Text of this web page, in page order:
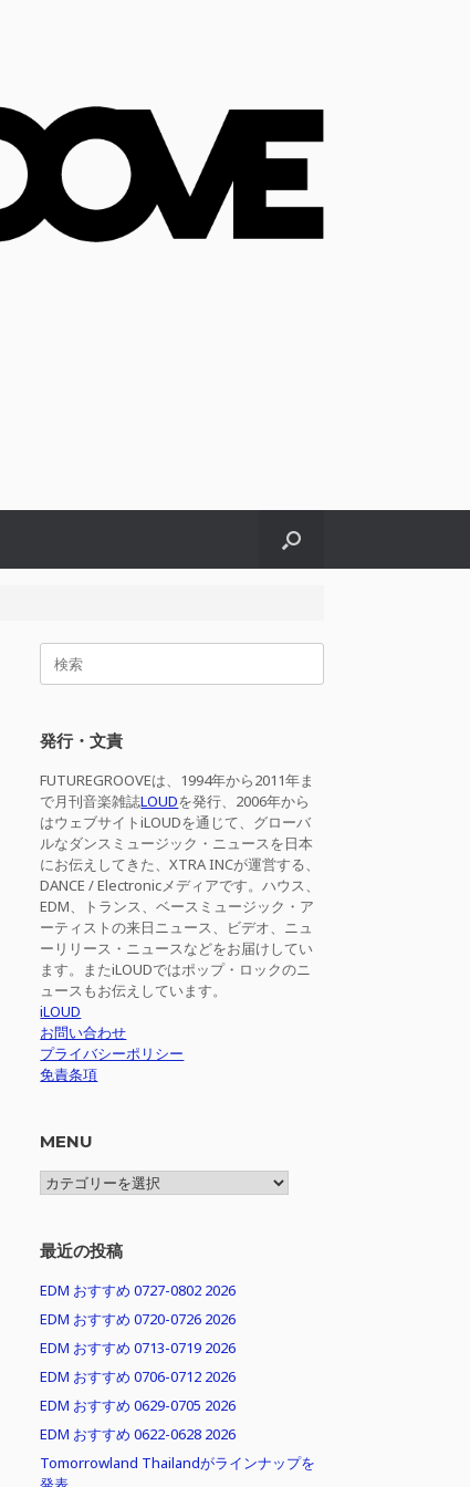
検
発行・文責
FUTUREGROOVEは、1994年から2011年ま
で月刊音楽雑誌LOUDを発行、2006年から
はウェブサイトiLOUDを通じて、グローバ
ルなダンスミュージック・ニュースを日本
にお伝えしてきた、XTRA INCが運営する、
DANCE / Electronicメディアです。ハウス、
EDM、トランス、ベースミュージック・ア
ーティストの来日ニュース、ビデオ、ニュ
ーリリース・ニュースなどをお届けしてい
ます。またiLOUDではポップ・ロックのニ
ュースもお伝えしています。
iLOUD
お問い合わせ
プライバシーポリシー
免責条項
MENU
MENU
最近の投稿
EDM おすすめ 0727-0802 2026
EDM おすすめ 0720-0726 2026
EDM おすすめ 0713-0719 2026
EDM おすすめ 0706-0712 2026
EDM おすすめ 0629-0705 2026
EDM おすすめ 0622-0628 2026
Tomorrowland Thailandがラインナップを